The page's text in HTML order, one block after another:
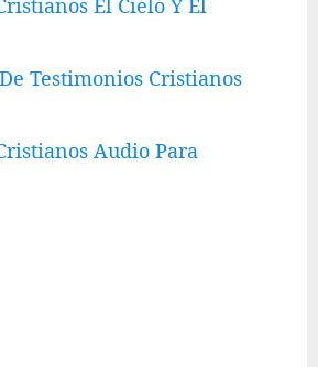
El Cielo Y El
Testimonios Cristianos
Audio Para